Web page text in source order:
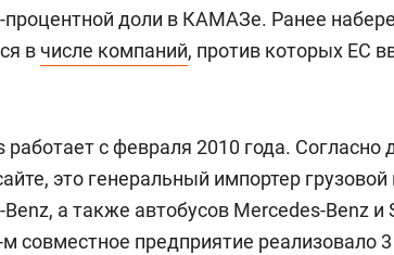
процентной доли в КАМАЗе. Ранее
в числе компаний, против которых ЕС
работает с февраля 2010 года. Согласно
это генеральный импортер грузовой
а также автобусов Mercedes-Benz и
совместное предприятие реализовало